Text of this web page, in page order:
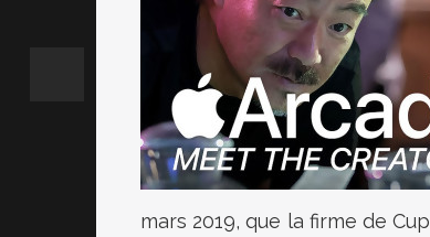
mars 2019, que la firme de